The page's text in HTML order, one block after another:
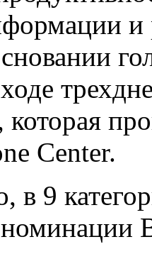
и
Center.
в 9